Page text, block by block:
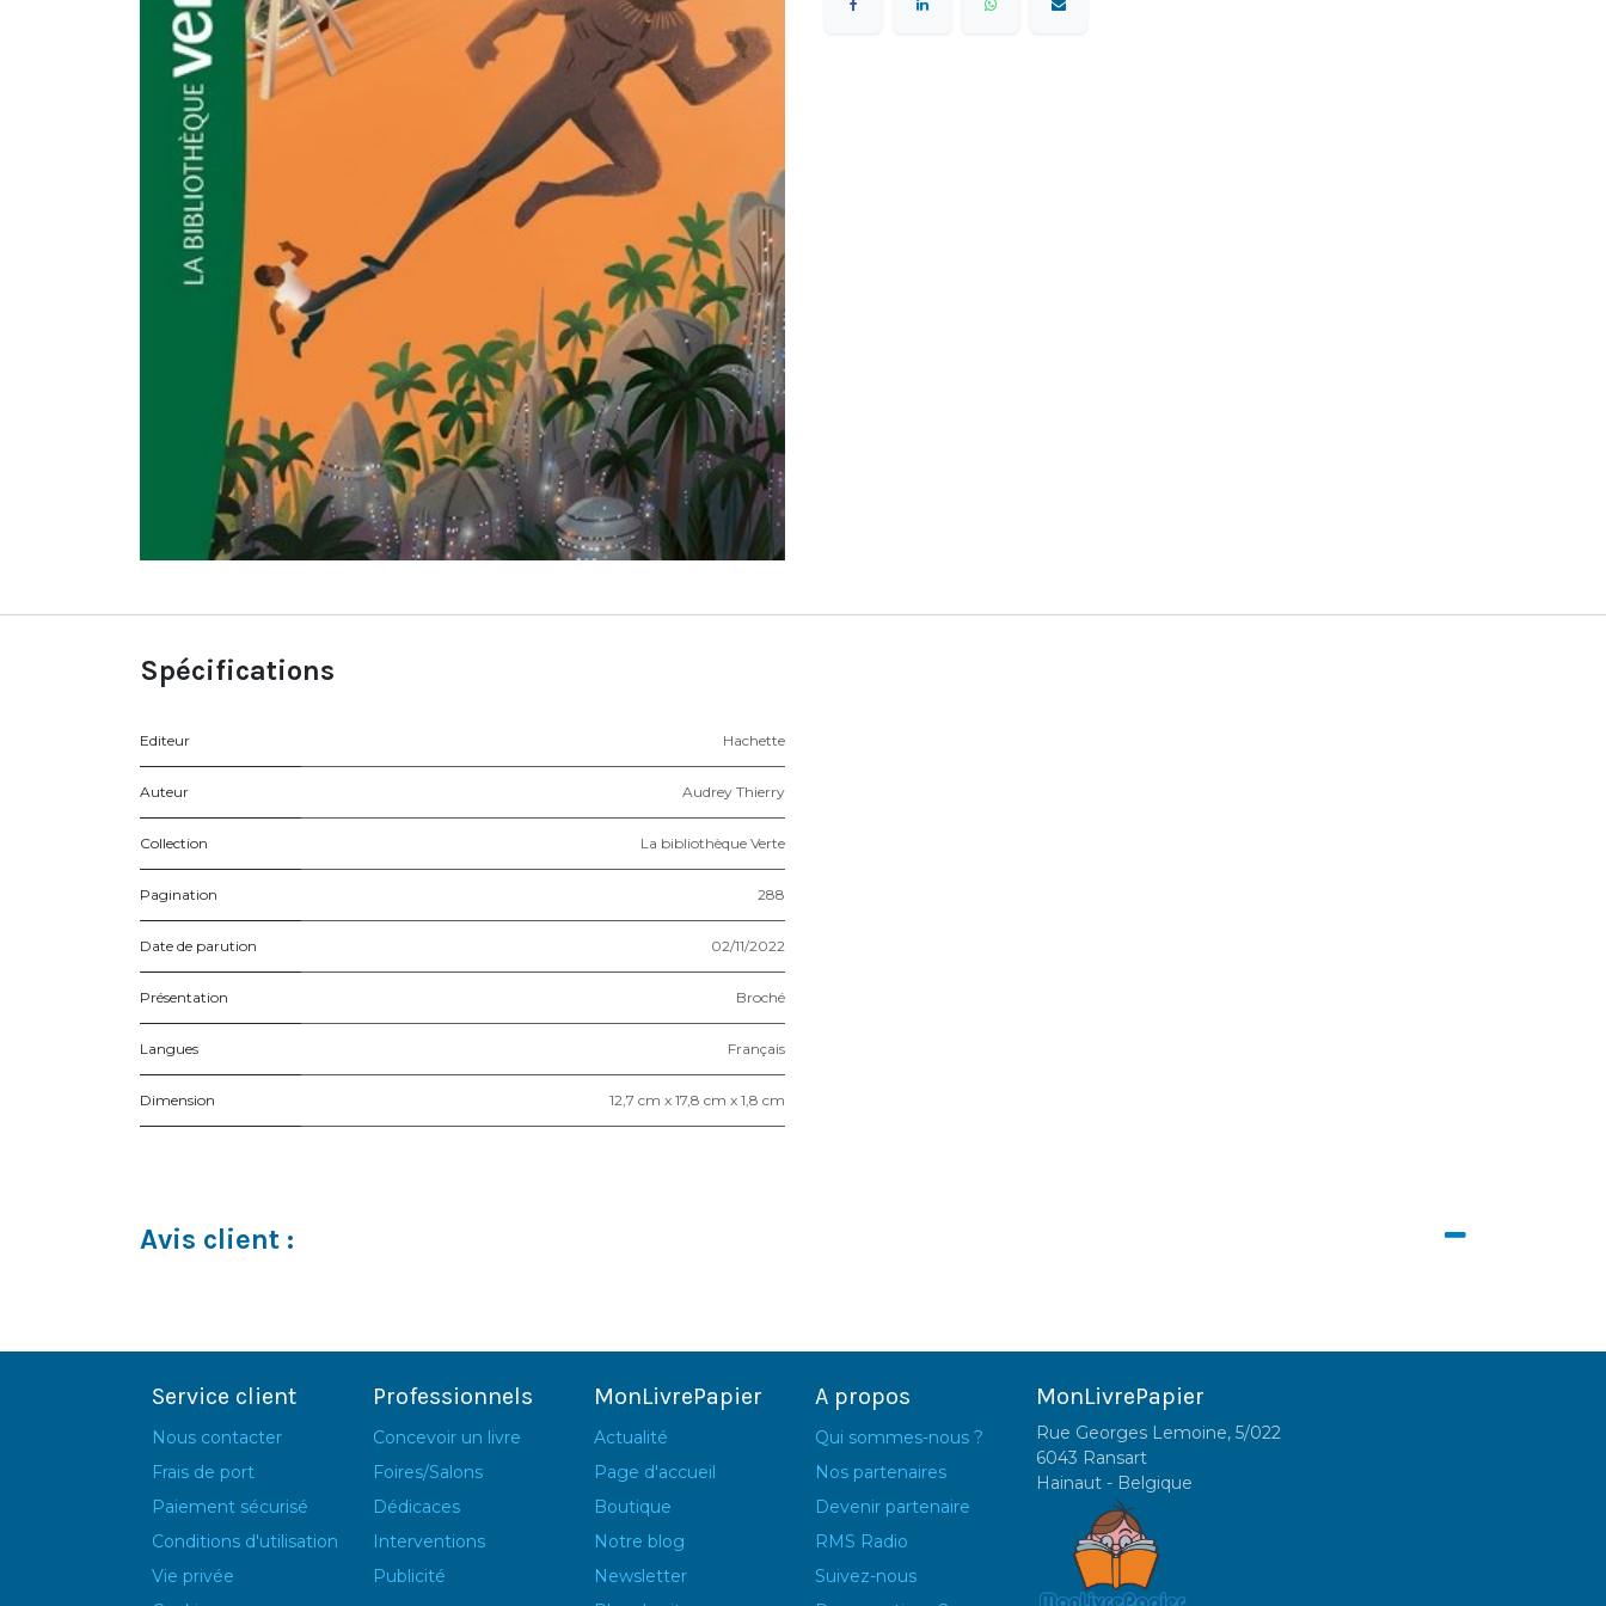
Spécifications
Editeur Hachette
Auteur Audrey Thierry
Collection La bibliothèque Verte
Pagination 288
Date de parution 02/11/2022
Présentation Broché
Langues Français
Dimension 12,7 cm x 17,8 cm x 1,8 cm
Avis client :
Service client
Nous contacter
Frais de port
Paiement sécurisé
Conditions d'utilisation
Vie privée
Professionnels
Concevoir un livre
Foires/Salons
Dédicaces
Interventions
Publicité
MonLivrePapier
Actualité
Page d'accueil
Boutique
Notre blog
Newsletter
A propos
Qui sommes-nous ?
Nos partenaires
Devenir partenaire
RMS Radio
Suivez-nous
MonLivrePapier
Rue Georges Lemoine, 5/022
6043 Ransart
Hainaut - Belgique